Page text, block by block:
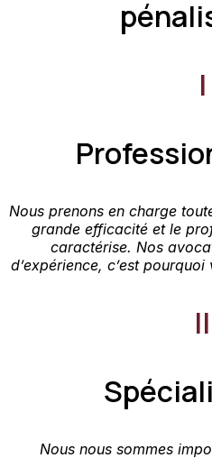
I
Nous prenons en charge
grande efficacité et le
caractérise. Nos
d’expérience, c’est
II
Nous nous sommes